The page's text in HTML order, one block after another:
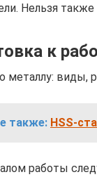
Нельзя
к
металлу: виды,
также: HSS-
работы